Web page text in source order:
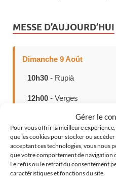
Gérer le
Pour vous offrir la meilleure
que les cookies pour stocker ou
acceptant ces technologies, vous nous
que votre comportement de navigation
Le refus ou le retrait du consentement
caractéristiques et fonctions du site.
MESSE D’AUJOURD’HUI
Dimanche 9 Août
10h30 - Rupià
12h00 - Verges
CHOISISSEZ VOTRE
Català